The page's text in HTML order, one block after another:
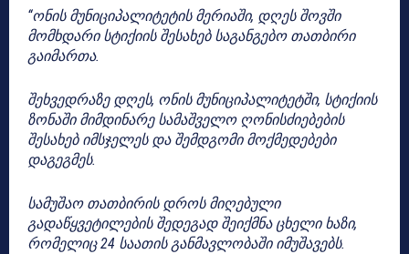
“ონის მუნიციპალიტეტის მერიაში, დღეს შოვში
მომხდარი სტიქიის შესახებ საგანგებო თათბირი
გაიმართა.
შეხვედრაზე დღეს, ონის მუნიციპალიტეტში, სტიქიის
ზონაში მიმდინარე სამაშველო ღონისძიებების
შესახებ იმსჯელეს და შემდგომი მოქმედებები
დაგეგმეს.
სამუშაო თათბირის დროს მიღებული
გადაწყვეტილების შედეგად შეიქმნა ცხელი ხაზი,
რომელიც 24 საათის განმავლობაში იმუშავებს.